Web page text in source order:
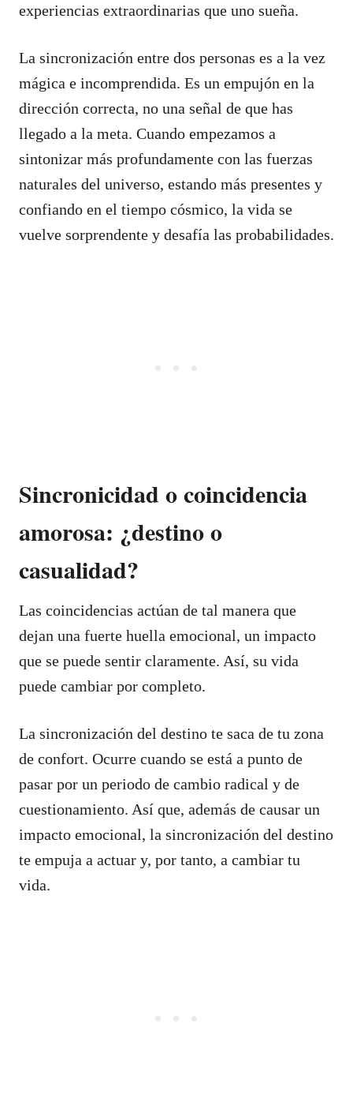
experiencias extraordinarias que uno sueña.
La sincronización entre dos personas es a la vez
mágica e incomprendida. Es un empujón en la
dirección correcta, no una señal de que has
llegado a la meta. Cuando empezamos a
sintonizar más profundamente con las fuerzas
naturales del universo, estando más presentes y
confiando en el tiempo cósmico, la vida se
vuelve sorprendente y desafía las probabilidades.
Sincronicidad o coincidencia
amorosa: ¿destino o
casualidad?
Las coincidencias actúan de tal manera que
dejan una fuerte huella emocional, un impacto
que se puede sentir claramente. Así, su vida
puede cambiar por completo.
La sincronización del destino te saca de tu zona
de confort. Ocurre cuando se está a punto de
pasar por un periodo de cambio radical y de
cuestionamiento. Así que, además de causar un
impacto emocional, la sincronización del destino
te empuja a actuar y, por tanto, a cambiar tu
vida.